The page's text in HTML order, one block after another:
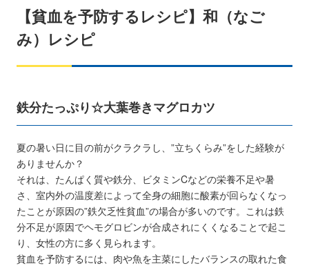
【貧血を予防するレシピ】和（なご
み）レシピ
鉄分たっぷり☆大葉巻きマグロカツ
夏の暑い日に目の前がクラクラし、”立ちくらみ”をした経験が
ありませんか？
それは、たんぱく質や鉄分、ビタミンCなどの栄養不足や暑
さ、室内外の温度差によって全身の細胞に酸素が回らなくなっ
たことが原因の”鉄欠乏性貧血”の場合が多いのです。これは鉄
分不足が原因でヘモグロビンが合成されにくくなることで起こ
り、女性の方に多く見られます。
貧血を予防するには、肉や魚を主菜にしたバランスの取れた食